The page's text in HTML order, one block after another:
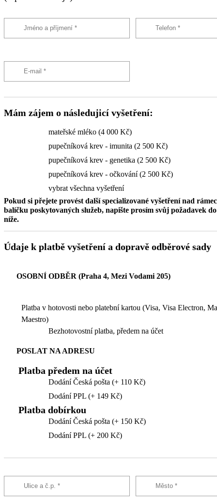
Mám zájem o následujicí vyšetření:
mateřské mléko (4 000 Kč)
pupečníková krev - imunita (2 500 Kč)
pupečníková krev - genetika (2 500 Kč)
pupečníková krev - očkování (2 500 Kč)
vybrat všechna vyšetření
Pokud si přejete provést další specializované vyšetření nad
balíčku poskytovaných služeb, napište prosím svůj požadavek
níže.
Údaje k platbě vyšetření a dopravě odběrové sady
OSOBNÍ ODBĚR (Praha 4, Mezi Vodami 205)
Platba v hotovosti nebo platební kartou (Visa, Visa Electron,
Maestro)
Bezhotovostní platba, předem na účet
POSLAT NA ADRESU
Platba předem na účet
Dodání Česká pošta (+ 110 Kč)
Dodání PPL (+ 149 Kč)
Platba dobírkou
Dodání Česká pošta (+ 150 Kč)
Dodání PPL (+ 200 Kč)